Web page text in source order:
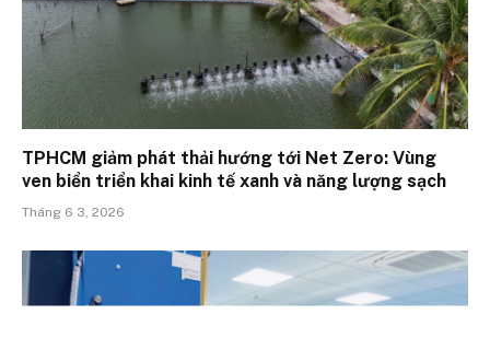
TPHCM giảm phát thải hướng tới Net Zero: Vùng
ven biển triển khai kinh tế xanh và năng lượng sạch
Tháng 6 3, 2026